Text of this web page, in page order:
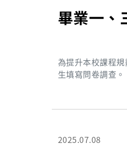
畢業一、
為提升本校課程
生填寫問卷調查。 📌 調查對象： 112學年度畢業（畢業滿1年） 110學年度畢業（畢業滿3年） 108
抽出100名填答者，送出電子禮券100元
教育改革的重要
2025.07.08